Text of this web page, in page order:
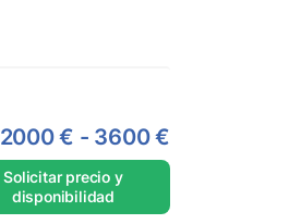
2000 € - 3600 €
Solicitar precio y
disponibilidad